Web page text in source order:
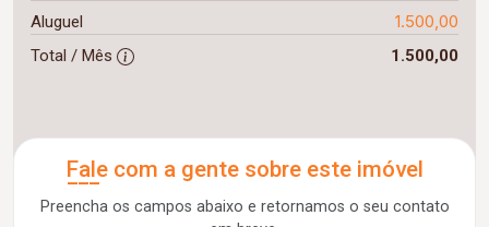
Aluguel 1.500,00
Total / Mês 1.500,00
Fale com a gente sobre este imóvel
Preencha os campos abaixo e retornamos o seu contato